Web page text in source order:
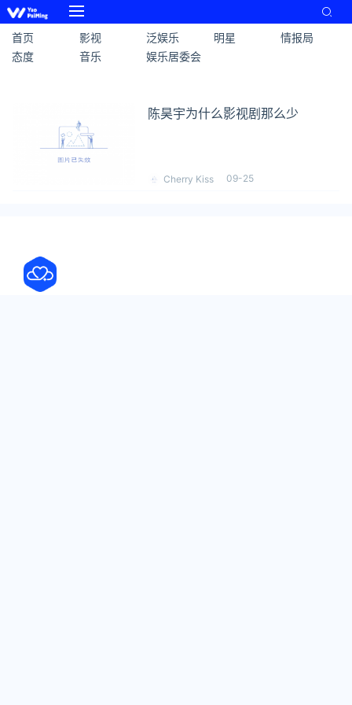
首页 影视 泛娱乐 明星
情报局
态度
音乐 娱乐居委会
陈昊宇为什么影视剧那么少
Cherry Kiss 09-25